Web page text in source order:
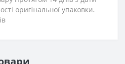
оригінальної упаковки.